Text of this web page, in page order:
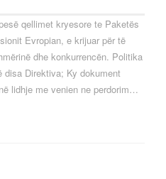
qellimet kryesore te Paketës
Evropian, e krijuar për të
dhe konkurrencën. Politika
disa Direktiva; Ky dokument
lidhje me venien ne perdorim…